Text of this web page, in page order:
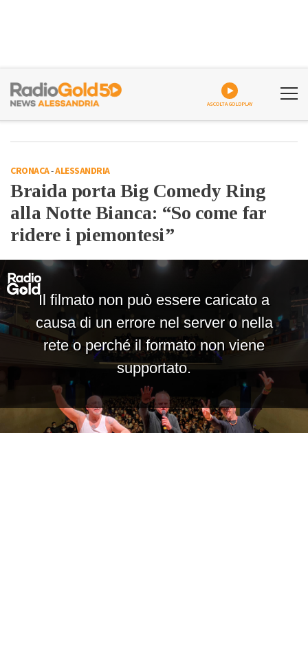
ASCOLTA GOLDPLAY
CRONACA-ALESSANDRIA
Braida porta Big Comedy Ring
alla Notte Bianca: “So come far
ridere i piemontesi”